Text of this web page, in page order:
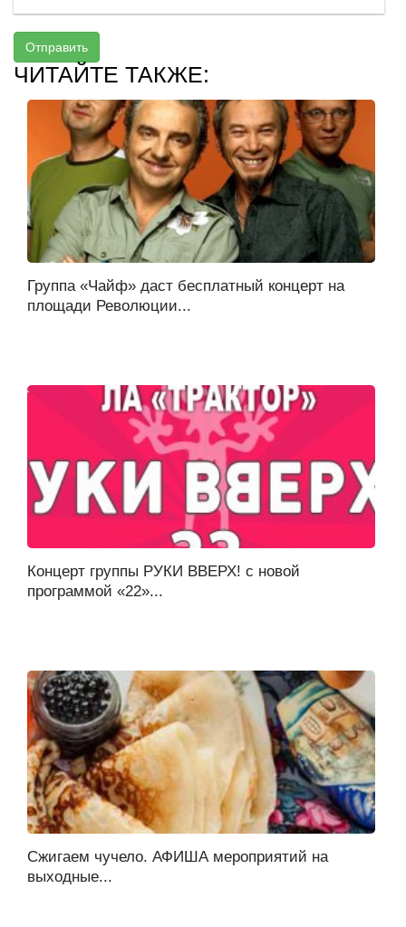
Отправить
ЧИТАЙТЕ ТАКЖЕ:
Группа «Чайф» даст бесплатный концерт на
площади Революции...
Концерт группы РУКИ ВВЕРХ! с новой
программой «22»...
Сжигаем чучело. АФИША мероприятий на
выходные...